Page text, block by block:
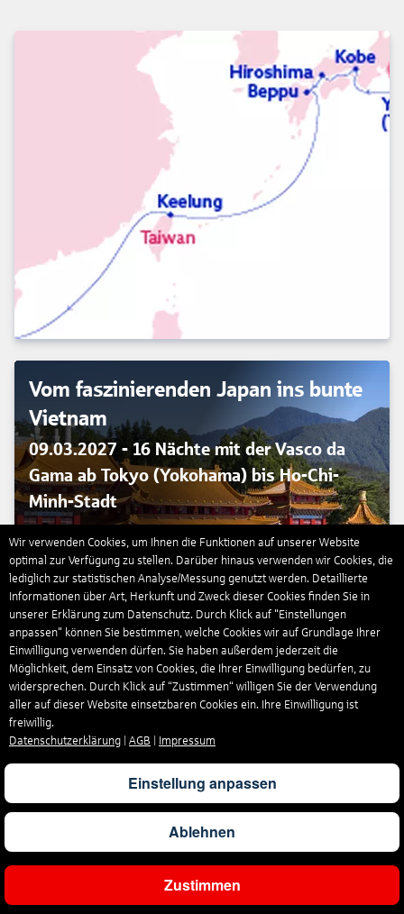
Vom faszinierenden Japan ins bunte
Vietnam
09.03.2027 - 16 Nächte mit der Vasco da
Gama ab Tokyo (Yokohama) bis Ho-Chi-
Minh-Stadt
ab 2.899€ p.P.
Wir verwenden Cookies, um Ihnen die Funktionen auf unserer Website
optimal zur Verfügung zu stellen. Darüber hinaus verwenden wir Cookies, die
lediglich zur statistischen Analyse/Messung genutzt werden. Detaillierte
Informationen über Art, Herkunft und Zweck dieser Cookies finden Sie in
unserer Erklärung zum Datenschutz. Durch Klick auf "Einstellungen
anpassen" können Sie bestimmen, welche Cookies wir auf Grundlage Ihrer
Einwilligung verwenden dürfen. Sie haben außerdem jederzeit die
Möglichkeit, dem Einsatz von Cookies, die Ihrer Einwilligung bedürfen, zu
widersprechen. Durch Klick auf “Zustimmen“ willigen Sie der Verwendung
aller auf dieser Website einsetzbaren Cookies ein. Ihre Einwilligung ist
freiwillig.
Datenschutzerklärung
AGB Impressum
Einstellung anpassen
Ablehnen
Zustimmen